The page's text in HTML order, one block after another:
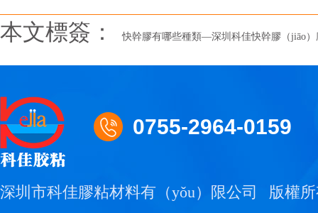
本文標簽： 快幹膠有哪些種類—深圳科佳快幹膠（jiāo）
0755-2964-0159
深圳市科佳膠粘材料有（yǒu）限公司
版權